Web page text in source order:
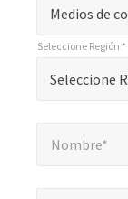
"
indica
Medios de
Seleccione
Seleccione Región *
Nombre*